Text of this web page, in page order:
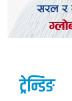
ट्रेन्डिङ